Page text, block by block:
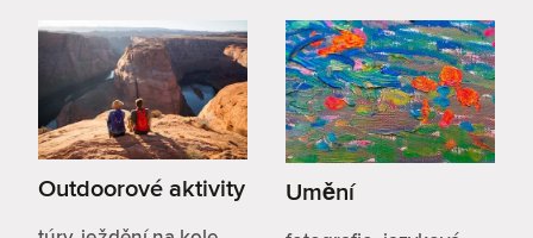
Outdoorové aktivity Umění